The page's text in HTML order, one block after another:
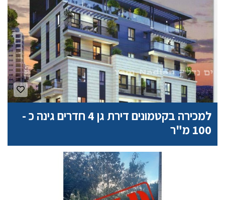
למכירה בקטמונים דירת גן 4 חדרים גינה כ -
100 מ"ר